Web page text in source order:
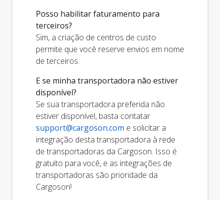
Posso habilitar faturamento para
terceiros?
Sim, a criação de centros de custo
permite que você reserve envios em nome
de terceiros.
E se minha transportadora não estiver
disponível?
Se sua transportadora preferida não
estiver disponível, basta contatar
support@cargoson.com e solicitar a
integração desta transportadora à rede
de transportadoras da Cargoson. Isso é
gratuito para você, e as integrações de
transportadoras são prioridade da
Cargoson!